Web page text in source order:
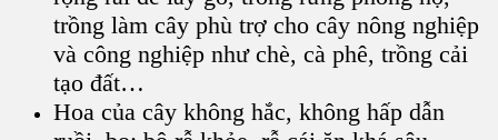
trồng làm cây phù trợ cho cây nông nghiệp
và công nghiệp như chè, cà phê, trồng cải
tạo đất…
Hoa của cây không hắc, không hấp dẫn